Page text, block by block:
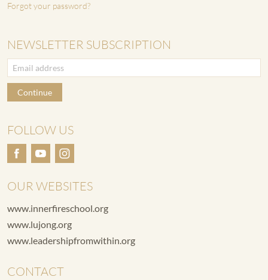
Forgot your password?
NEWSLETTER SUBSCRIPTION
Continue
FOLLOW US
OUR WEBSITES
www.innerfireschool.org
www.lujong.org
www.leadershipfromwithin.org
CONTACT